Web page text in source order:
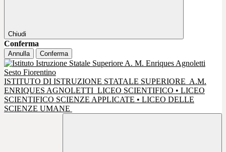
Chiudi
Conferma
Annulla Conferma
ISTITUTO DI ISTRUZIONE STATALE SUPERIORE A.M.
ENRIQUES AGNOLETTI LICEO SCIENTIFICO • LICEO
SCIENTIFICO SCIENZE APPLICATE • LICEO DELLE
SCIENZE UMANE